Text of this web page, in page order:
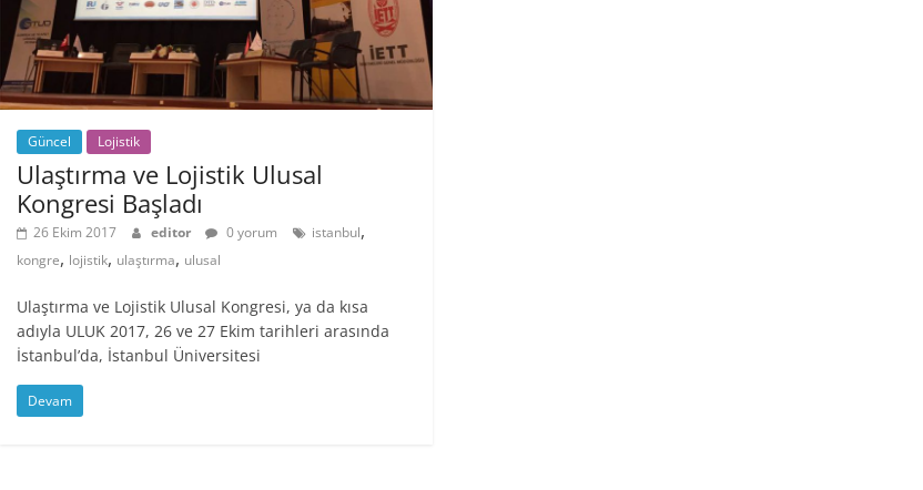
Güncel Lojistik
Ulaştırma ve Lojistik Ulusal
Kongresi Başladı
26 Ekim 2017 editor 0 yorum istanbul,
kongre, lojistik, ulaştırma, ulusal
Ulaştırma ve Lojistik Ulusal Kongresi, ya da kısa
adıyla ULUK 2017, 26 ve 27 Ekim tarihleri arasında
İstanbul’da, İstanbul Üniversitesi
Devam